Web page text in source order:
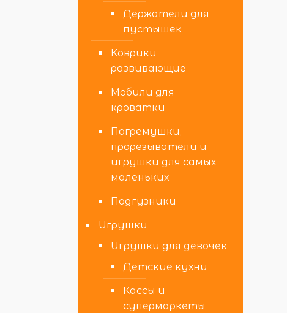
Держатели для
пустышек
Коврики
развивающие
Мобили для
кроватки
Погремушки,
прорезыватели и
игрушки для самых
маленьких
Подгузники
Игрушки
Игрушки для девочек
Детские кухни
Кассы и
супермаркеты